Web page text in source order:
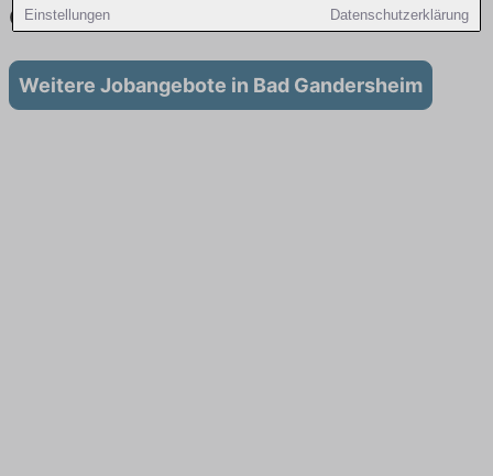
Einstellungen Datenschutzerklärung
Gandersheim
Weitere Jobangebote in Bad Gandersheim